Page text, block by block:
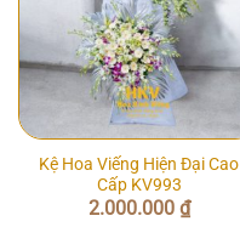
Kệ Hoa Viếng Hiện Đại Cao
Cấp KV993
2.000.000 ₫